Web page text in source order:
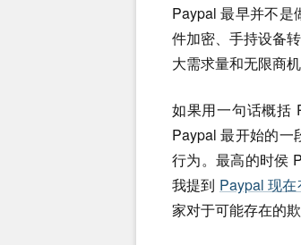
Paypal 最早并不是
件加密、手持设备
大需求量和无限商
如果用一句话概括
Paypal 最开始的一
行为。最高的时侯
我提到 Paypal 现
家对于可能存在的